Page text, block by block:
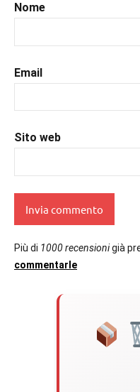
Nome
Email
Sito web
Più di 1000 recensionigià
commentarle